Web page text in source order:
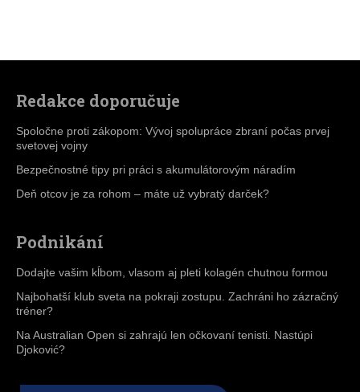
Redakce doporučuje
Spoločne proti zákopom: Vývoj spolupráce zbraní počas prvej
svetovej vojny
Bezpečnostné tipy pri práci s akumulátorovým náradím
Deň otcov je za rohom – máte už vybratý darček?
Podnikání
Dodajte vašim kĺbom, vlasom aj pleti kolagén chutnou formou
Najbohatší klub sveta na pokraji zostupu. Zachráni ho zázračný
tréner?
Na Australian Open si zahrajú len očkovaní tenisti. Nastúpi
Djoković?